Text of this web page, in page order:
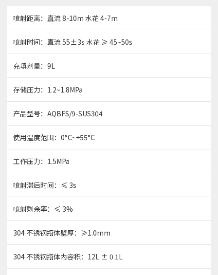
喷射距离：直流 8-10m 水花 4-7m
喷射时间：直流 55±3s 水花 ≥ 45~50s
充填剂量：9L
存储压力：1.2~1.8MPa
产品型号：AQBFS/9-SUS304
使用温度范围：0°C~+55°C
工作压力：1.5MPa
喷射滞后时间：≤ 3s
喷射剩余率：≤ 3%
304 不锈钢瓶体壁厚：≥1.0mm
304 不锈钢瓶体内容积：12L ± 0.1L